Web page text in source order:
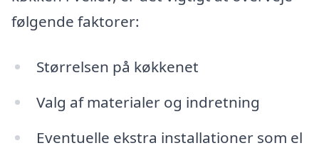
følgende faktorer:
Størrelsen på køkkenet
Valg af materialer og indretning
Eventuelle ekstra installationer som el